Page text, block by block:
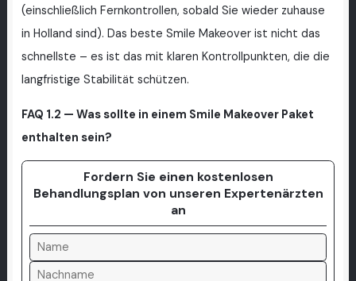
(einschließlich Fernkontrollen, sobald Sie wieder zuhause
in Holland sind). Das beste Smile Makeover ist nicht das
schnellste – es ist das mit klaren Kontrollpunkten, die die
langfristige Stabilität schützen.
FAQ 1.2 — Was sollte in einem Smile Makeover Paket
enthalten sein?
Fordern Sie einen kostenlosen
Behandlungsplan von unseren Expertenärzten
an